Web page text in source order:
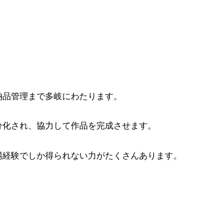
管理まで多岐にわたります。
され、協力して作品を完成させます。
験でしか得られない力がたくさんあります。